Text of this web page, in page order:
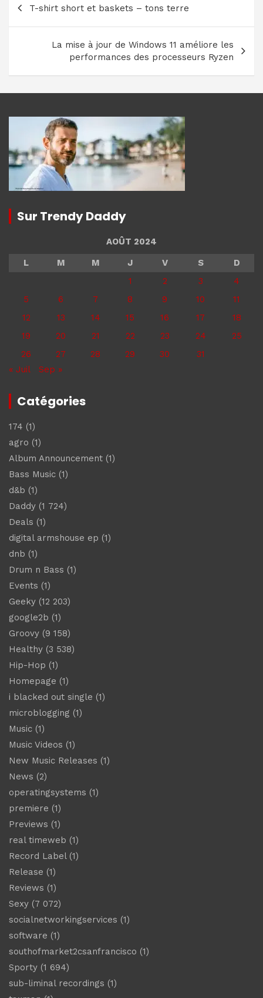
de
l’article
T-shirt short et baskets – tons terre
La mise à jour de Windows 11 améliore les
performances des processeurs Ryzen
Sur Trendy Daddy
AOÛT 2024
L
M M J V S
D
1
2 3
4
5
6 7 8 9 10
11
12
13 14 15 16 17
18
19
20 21 22 23 24
25
26
27 28 29 30
31
« Juil
Sep »
Catégories
174 (1)
agro (1)
Album Announcement (1)
Bass Music (1)
d&b (1)
Daddy (1 724)
Deals (1)
digital armshouse ep (1)
dnb (1)
Drum n Bass (1)
Events (1)
Geeky (12 203)
google2b (1)
Groovy (9 158)
Healthy (3 538)
Hip-Hop (1)
Homepage (1)
i blacked out single (1)
microblogging (1)
Music (1)
Music Videos (1)
New Music Releases (1)
News (2)
operatingsystems (1)
premiere (1)
Previews (1)
real timeweb (1)
Record Label(1)
Release (1)
Reviews (1)
Sexy (7 072)
socialnetworkingservices (1)
software (1)
southofmarket2csanfrancisco (1)
Sporty (1 694)
sub-liminal recordings (1)